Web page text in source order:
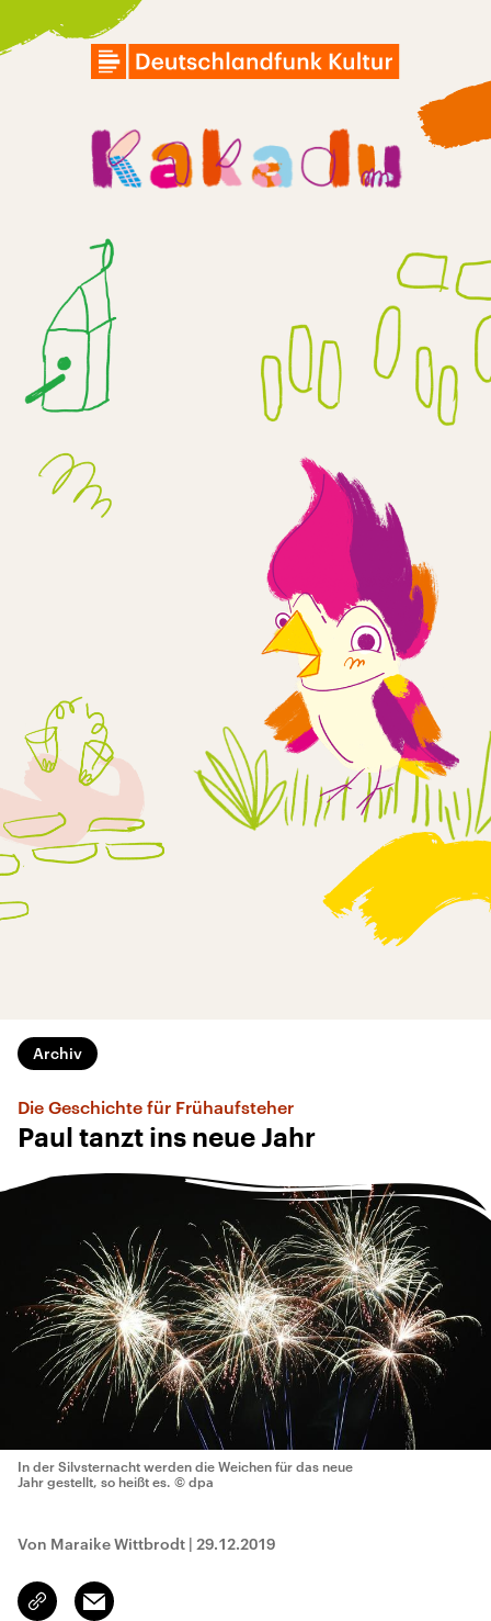
Archiv
Die Geschichte für Frühaufsteher
Paul tanzt ins neue Jahr
In der Silvsternacht werden die Weichen für das neue
Jahr gestellt, so heißt es. © dpa
Von Maraike Wittbrodt | 29.12.2019
Link
kopieren/teilen
Email